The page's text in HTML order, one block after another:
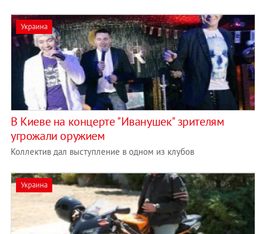
Украина
В Киеве на концерте "Иванушек" зрителям
угрожали оружием
Коллектив дал выступление в одном из клубов
Украина